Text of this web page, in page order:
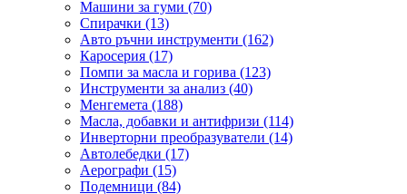
Машини за гуми (70)
Спирачки (13)
Авто ръчни инструменти (162)
Каросерия (17)
Помпи за масла и горива (123)
Инструменти за анализ (40)
Менгемета (188)
Масла, добавки и антифризи (114)
Инверторни преобразуватели (14)
Автолебедки (17)
Аерографи (15)
Подемници (84)